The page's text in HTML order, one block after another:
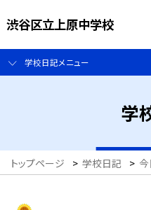
渋谷区立上原中学校
学校日記メニュー
学
トップページ > 学校日記 >